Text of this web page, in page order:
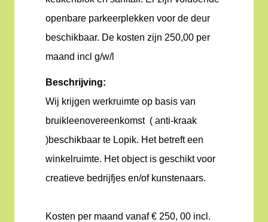
openbare parkeerplekken voor de deur
beschikbaar. De kosten zijn 250,00 per
maand incl g/w/l
Beschrijving:
Wij krijgen werkruimte op basis van
bruikleenovereenkomst ( anti-kraak
)beschikbaar te Lopik. Het betreft een
winkelruimte. Het object is geschikt voor
creatieve bedrijfjes en/of kunstenaars.
Kosten per maand vanaf € 250, 00 incl.